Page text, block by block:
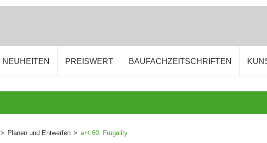
NEUHEITEN PREISWERT BAUFACHZEITSCHRIFTEN
> Planen und Entwerfen > a+t 60: Frugality